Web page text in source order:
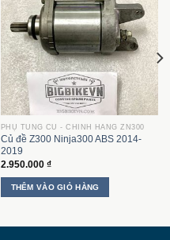
PHỤ TÙNG CŨ - CHÍNH HÃNG ZN300
Củ đề Z300 Ninja300 ABS 2014-
2019
2.950.000 ₫
THÊM VÀO GIỎ HÀNG